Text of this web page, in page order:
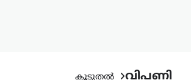
കൂടുതൽ വിപണി